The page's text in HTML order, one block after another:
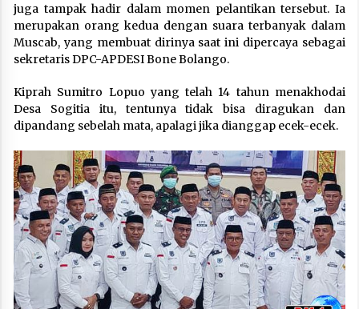
juga tampak hadir dalam momen pelantikan tersebut. Ia
merupakan orang kedua dengan suara terbanyak dalam
Muscab, yang membuat dirinya saat ini dipercaya sebagai
sekretaris DPC-APDESI Bone Bolango.
Kiprah Sumitro Lopuo yang telah 14 tahun menakhodai
Desa Sogitia itu, tentunya tidak bisa diragukan dan
dipandang sebelah mata, apalagi jika dianggap ecek-ecek.